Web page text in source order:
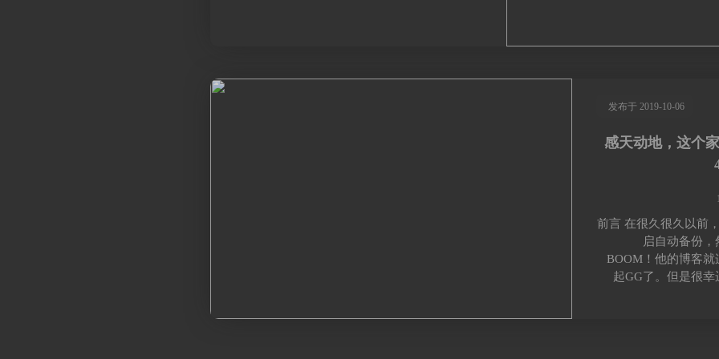
发布于 2019-10-06
感天动地，这个
前言 在很久很久以前
启自动备份
BOOM！他的博客
起GG了。但是很